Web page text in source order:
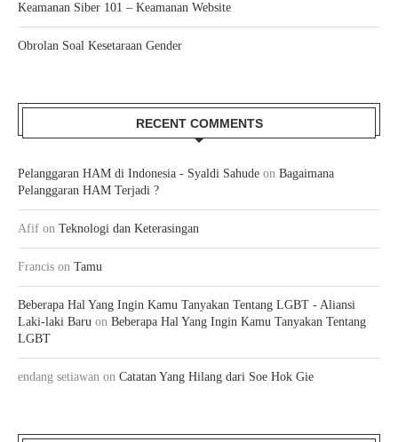
Keamanan Siber 101 – Keamanan Website
Obrolan Soal Kesetaraan Gender
RECENT COMMENTS
Pelanggaran HAM di Indonesia - Syaldi Sahude on Bagaimana
Pelanggaran HAM Terjadi ?
Afif on Teknologi dan Keterasingan
Francis on Tamu
Beberapa Hal Yang Ingin Kamu Tanyakan Tentang LGBT - Aliansi
Laki-laki Baru on Beberapa Hal Yang Ingin Kamu Tanyakan Tentang
LGBT
endang setiawan on Catatan Yang Hilang dari Soe Hok Gie